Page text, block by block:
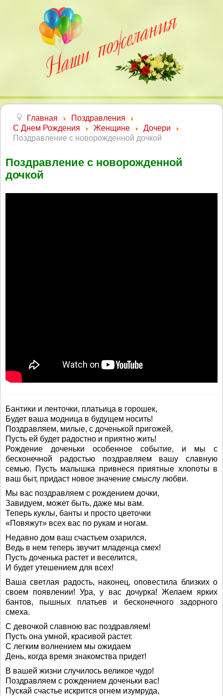
Главная
Поздравления
С Днем Рождения
Женщине
Дочери
Поздравление с новорожденной дочкой
Поздравление с новорожденной
дочкой
Бантики и ленточки, платьица в горошек,
Будет ваша модница в будущем носить!
Поздравляем, милые, с доченькой пригожей,
Пусть ей будет радостно и приятно жить!
Рождение доченьки особенное событие, и мы с
бесконечной радостью поздравляем вашу славную
семью. Пусть малышка привнеся приятные хлопоты в
ваш быт, придаст новое значение смыслу любви.
Мы вас поздравляем с рождением дочки,
Завидуем, может быть, даже мы вам.
Теперь куклы, банты и просто цветочки
«Повяжут» всех вас по рукам и ногам.
Недавно дом ваш счастьем озарился,
Ведь в нем теперь звучит младенца смех!
Пусть доченька растет и веселится,
И будет утешением для всех!
Ваша светлая радость, наконец, оповестила близких о
своем появлении! Ура, у вас дочурка! Желаем ярких
бантов, пышных платьев и бесконечного задорного
смеха.
С девочкой славною вас поздравляем!
Пусть она умной, красивой растет.
С легким волнением мы ожидаем
День, когда время знакомства придет!
В вашей жизни случилось великое чудо!
Поздравляем с рождением доченьки вас!
Пускай счастье искрится огнем изумруда,